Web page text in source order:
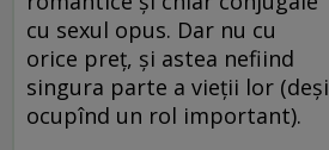
cu sexul opus. Dar nu cu
orice preț, și astea nefiind
singura parte a vieții lor (deși
ocupînd un rol important).